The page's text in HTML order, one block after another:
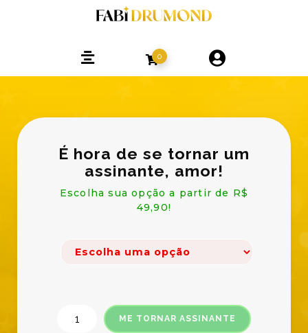
0
É hora de se tornar um
assinante, amor!
Escolha sua opção a partir de R$
49,90!
ME TORNAR ASSINANTE